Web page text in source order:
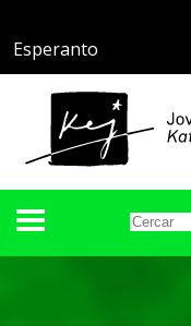
Esperanto